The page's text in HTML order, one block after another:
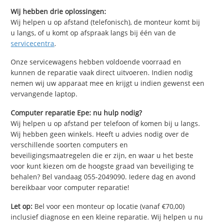
Wij hebben drie oplossingen:
Wij helpen u op afstand (telefonisch), de monteur komt bij
u langs, of u komt op afspraak langs bij één van de
servicecentra.
Onze servicewagens hebben voldoende voorraad en
kunnen de reparatie vaak direct uitvoeren. Indien nodig
nemen wij uw apparaat mee en krijgt u indien gewenst een
vervangende laptop.
Computer reparatie Epe: nu hulp nodig?
Wij helpen u op afstand per telefoon of komen bij u langs.
Wij hebben geen winkels. Heeft u advies nodig over de
verschillende soorten computers en
beveiligingsmaatregelen die er zijn, en waar u het beste
voor kunt kiezen om de hoogste graad van beveiliging te
behalen? Bel vandaag 055-2049090. Iedere dag en avond
bereikbaar voor computer reparatie!
Let op: Bel voor een monteur op locatie (vanaf €70,00)
inclusief diagnose en een kleine reparatie. Wij helpen u nu